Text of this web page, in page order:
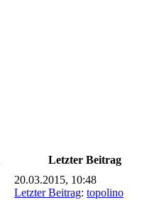
Letzter Beitrag
20.03.2015, 10:48
Letzter Beitrag: topolino